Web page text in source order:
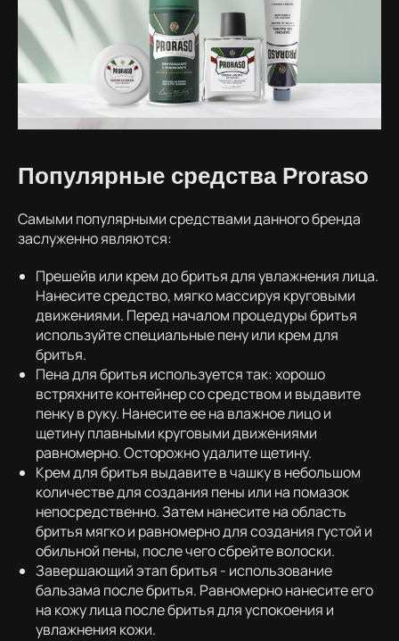
Популярные средства Proraso
Самыми популярными средствами данного бренда
заслуженно являются:
Прешейв или крем до бритья для увлажнения лица.
Нанесите средство, мягко массируя круговыми
движениями. Перед началом процедуры бритья
используйте специальные пену или крем для
бритья.
Пена для бритья используется так: хорошо
встряхните контейнер со средством и выдавите
пенку в руку. Нанесите ее на влажное лицо и
щетину плавными круговыми движениями
равномерно. Осторожно удалите щетину.
Крем для бритья выдавите в чашку в небольшом
количестве для создания пены или на помазок
непосредственно. Затем нанесите на область
бритья мягко и равномерно для создания густой и
обильной пены, после чего сбрейте волоски.
Завершающий этап бритья - использование
бальзама после бритья. Равномерно нанесите его
на кожу лица после бритья для успокоения и
увлажнения кожи.